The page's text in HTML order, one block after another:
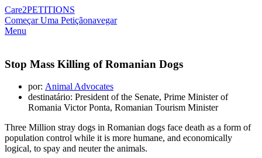
Care2PETITIONS
Começar Uma Petiçãonavegar
Menu
Stop Mass Killing of Romanian Dogs
por: Animal Advocates
destinatário: President of the Senate, Prime Minister of
Romania Victor Ponta, Romanian Tourism Minister
Three Million stray dogs in Romanian dogs face death as a form of
population control while it is more humane, and economically
logical, to spay and neuter the animals.